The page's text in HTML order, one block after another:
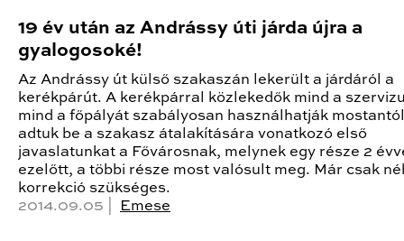
19 év után az Andrássy úti járda újra a
gyalogosoké!
Az Andrássy út külső szakaszán lekerült a járdáról a
kerékpárút. A kerékpárral közlekedők mind a
mind a főpályát szabályosan használhatják
adtuk be a szakasz átalakítására vonatkozó első
javaslatunkat a Fővárosnak, melynek egy része 2
ezelőtt, a többi része most valósult meg. Már csak
korrekció szükséges.
2014.09.05 |
Emese